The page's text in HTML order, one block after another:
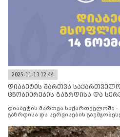
2025-11-13 12:44
დიაბეტის მართვა
ცნობიერების გაზრდისა და
დიაბეტის მართვა საქართველოში -
გაზრდისა და სერვისების